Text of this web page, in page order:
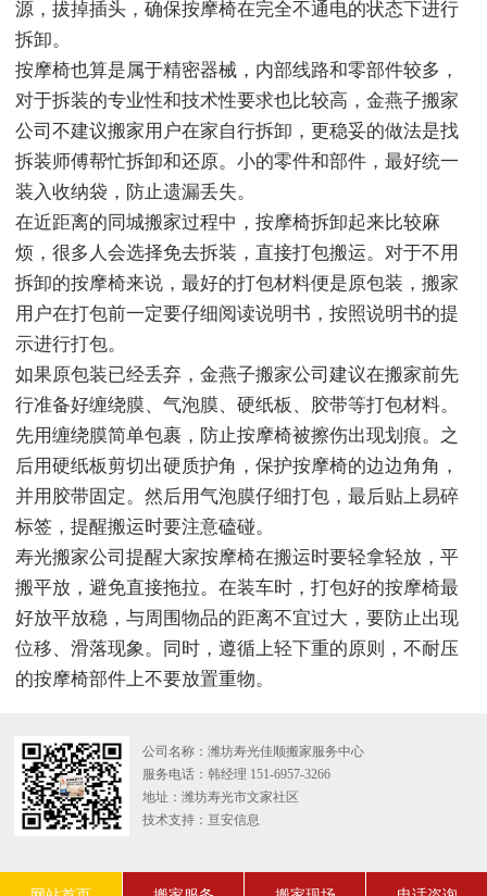
源，拔掉插头，确保按摩椅在完全不通电的状态下进行
拆卸。
按摩椅也算是属于精密器械，内部线路和零部件较多，
对于拆装的专业性和技术性要求也比较高，金燕子搬家
公司不建议搬家用户在家自行拆卸，更稳妥的做法是找
拆装师傅帮忙拆卸和还原。小的零件和部件，最好统一
装入收纳袋，防止遗漏丢失。
在近距离的同城搬家过程中，按摩椅拆卸起来比较麻
烦，很多人会选择免去拆装，直接打包搬运。对于不用
拆卸的按摩椅来说，最好的打包材料便是原包装，搬家
用户在打包前一定要仔细阅读说明书，按照说明书的提
示进行打包。
如果原包装已经丢弃，金燕子搬家公司建议在搬家前先
行准备好缠绕膜、气泡膜、硬纸板、胶带等打包材料。
先用缠绕膜简单包裹，防止按摩椅被擦伤出现划痕。之
后用硬纸板剪切出硬质护角，保护按摩椅的边边角角，
并用胶带固定。然后用气泡膜仔细打包，最后贴上易碎
标签，提醒搬运时要注意磕碰。
寿光搬家公司提醒大家按摩椅在搬运时要轻拿轻放，平
搬平放，避免直接拖拉。在装车时，打包好的按摩椅最
好放平放稳，与周围物品的距离不宜过大，要防止出现
位移、滑落现象。同时，遵循上轻下重的原则，不耐压
的按摩椅部件上不要放置重物。
公司名称：潍坊寿光佳顺搬家服务中心
服务电话：韩经理 151-6957-3266
地址：潍坊寿光市文家社区
技术支持： 亘安信息